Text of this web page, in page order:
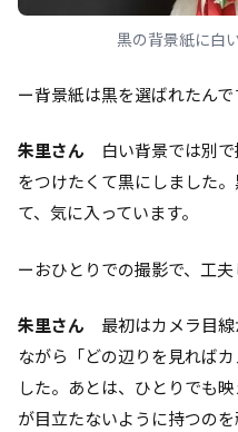
黒の背景紙に白
ー背景紙は黒を選ばれたんで
朱里さん 白い背景では別で
をつけたくて黒にしました
て、気に入っています。
ーおひとりでの撮影で、工
朱里さん 最初はカメラ目
ながら「どの辺りを見れば
した。あとは、ひとりでも
が目立たないように持つの